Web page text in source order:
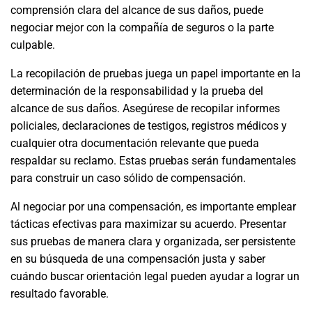
comprensión clara del alcance de sus daños, puede
negociar mejor con la compañía de seguros o la parte
culpable.
La recopilación de pruebas juega un papel importante en la
determinación de la responsabilidad y la prueba del
alcance de sus daños. Asegúrese de recopilar informes
policiales, declaraciones de testigos, registros médicos y
cualquier otra documentación relevante que pueda
respaldar su reclamo. Estas pruebas serán fundamentales
para construir un caso sólido de compensación.
Al negociar por una compensación, es importante emplear
tácticas efectivas para maximizar su acuerdo. Presentar
sus pruebas de manera clara y organizada, ser persistente
en su búsqueda de una compensación justa y saber
cuándo buscar orientación legal pueden ayudar a lograr un
resultado favorable.